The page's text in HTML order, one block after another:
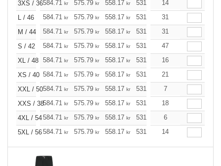
3XS / 36584.71 kr 575.79 kr 558.17 kr 531.52 504.98
14
L / 46
584.71 kr 575.79 kr 558.17 kr 531.52 504.98
31
M / 44
584.71 kr 575.79 kr 558.17 kr 531.52 504.98
31
S / 42
584.71 kr 575.79 kr 558.17 kr 531.52 504.98
47
XL / 48 584.71 kr 575.79 kr 558.17 kr 531.52 504.98
16
XS / 40 584.71 kr 575.79 kr 558.17 kr 531.52 504.98
21
XXL / 50584.71 kr 575.79 kr 558.17 kr 531.52
7
XXS / 38584.71 kr 575.79 kr 558.17 kr 531.52 504.98
18
4XL / 54584.71 kr 575.79 kr 558.17 kr 531.52
6
5XL / 56584.71 kr 575.79 kr 558.17 kr 531.52 504.98
14